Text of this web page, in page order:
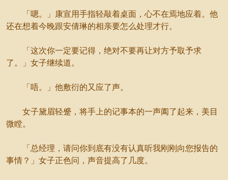
「嗯。」康宣用手指轻敲着桌面，心不在焉地应着。他
还在想着今晚跟安倩琳的相亲要怎么处理才行。
「这次你一定要记得，绝对不要再让对方予取予求
了。」女子继续道。
「唔。」他敷衍的又应了声。
女子黛眉轻蹙，将手上的记事本的一声阖了起来，美目
微瞠。
「总经理，请问你到底有没有认真听我刚刚向您报告的
事情？」女子正色问，声音提高了几度。